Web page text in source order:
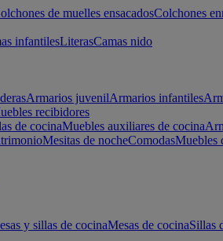
de muelles ensacadosColchones
infantilesLiterasCamas nido
Armarios juvenilArmarios infantiles
recibidores
de cocinaMuebles auxiliares de cocina
Mesitas de nocheComodasMuebles
y sillas de cocinaMesas de cocinaSillas